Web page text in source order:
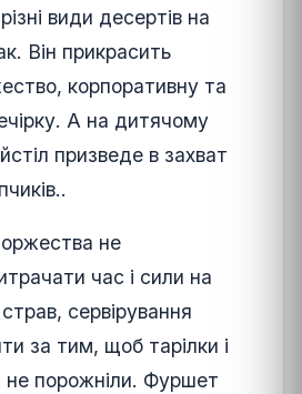
види десертів на
Він прикрасить
корпоративну та
А на дитячому
призведе в захват
не
час і сили на
сервірування
за тим, щоб тарілки і
не порожніли. Фуршет